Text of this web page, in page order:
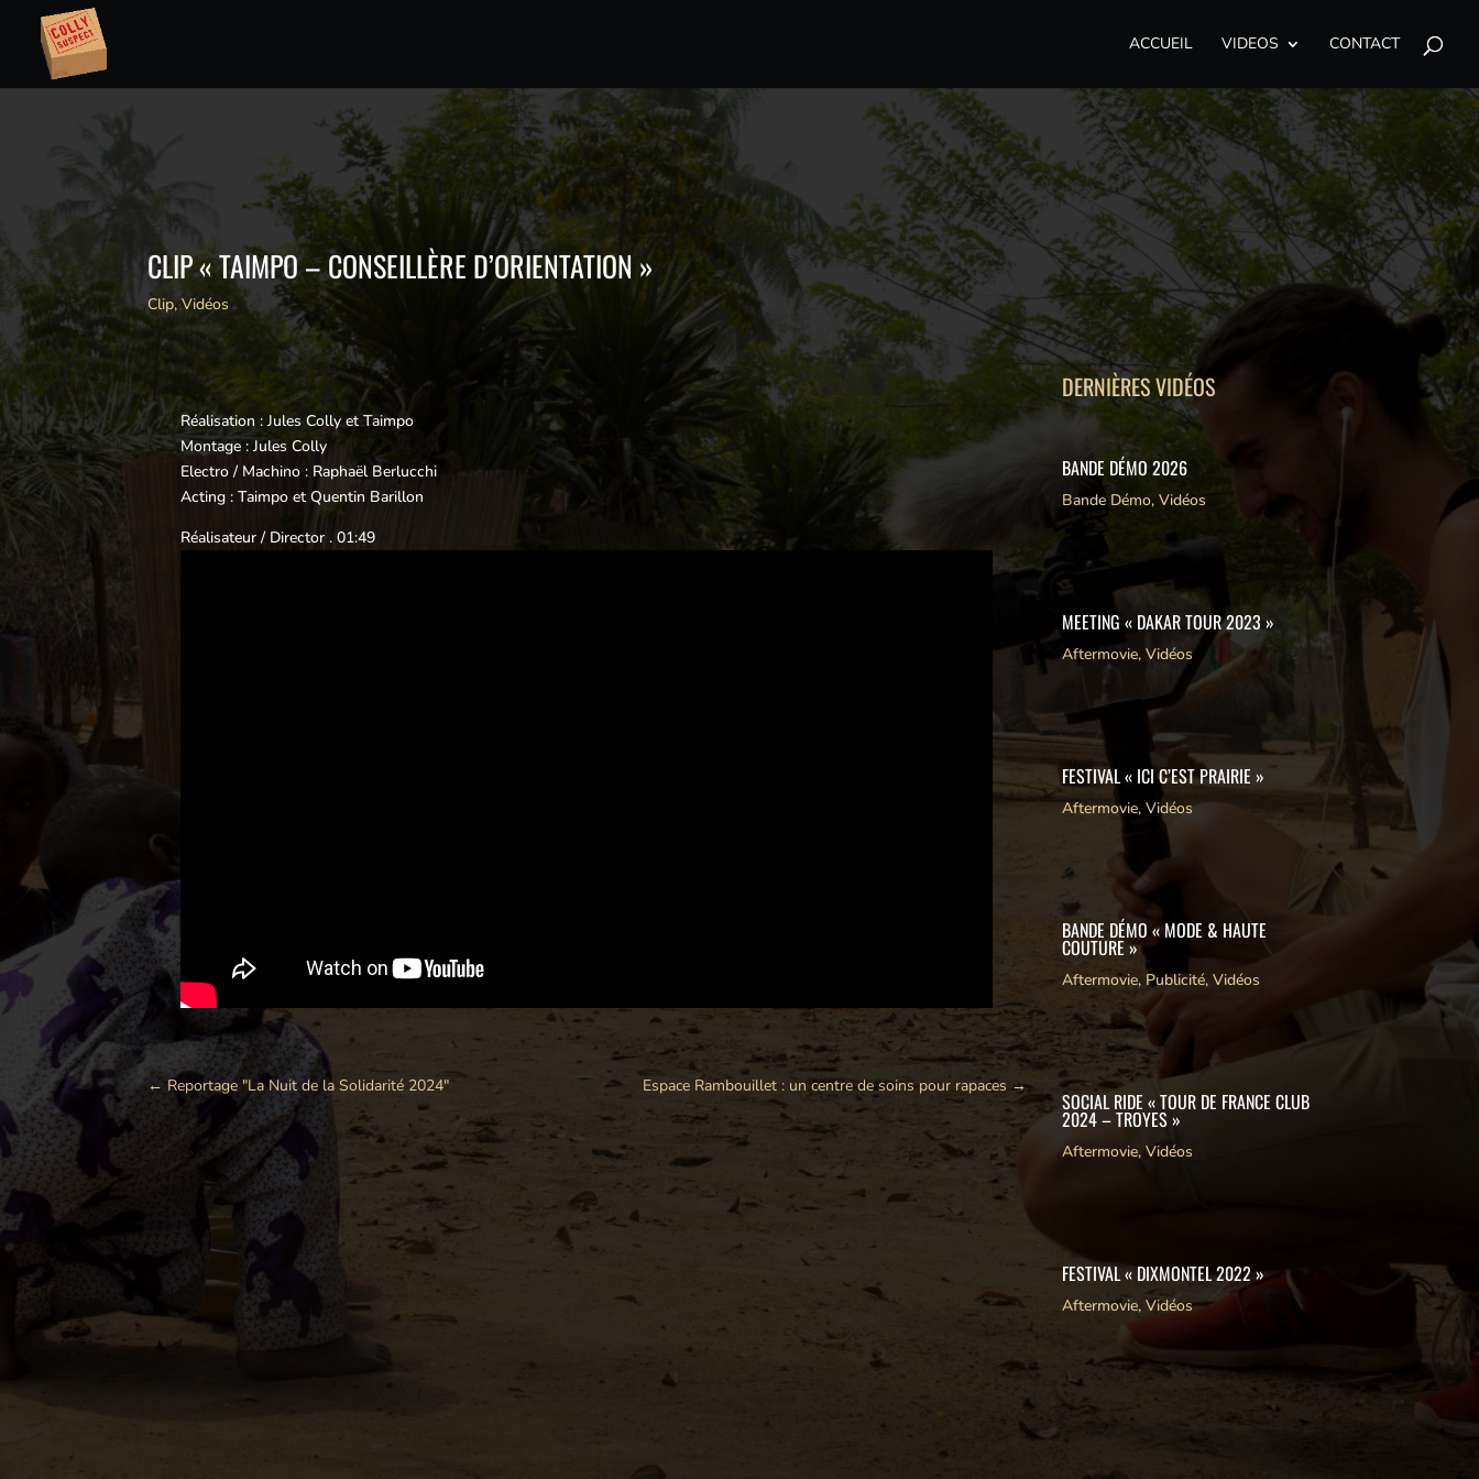
ACCUEIL VIDEOS CONTACT
CLIP « TAIMPO – CONSEILLÈRE D’ORIENTATION »
Clip,Vidéos
Réalisation : Jules Colly et Taimpo
Montage : Jules Colly
Electro / Machino : Raphaël Berlucchi
Acting : Taimpo et Quentin Barillon
Réalisateur / Director . 01:49
← Reportage "La Nuit de la Solidarité 2024" Espace Rambouillet : un centre de soins pour rapaces →
DERNIÈRES VIDÉOS
BANDE DÉMO 2026
Bande Démo, Vidéos
MEETING « DAKAR TOUR 2023 »
Aftermovie, Vidéos
FESTIVAL « ICI C’EST PRAIRIE »
Aftermovie, Vidéos
BANDE DÉMO « MODE & HAUTE
COUTURE »
Aftermovie, Publicité, Vidéos
SOCIAL RIDE « TOUR DE FRANCE CLUB
2024 – TROYES »
Aftermovie, Vidéos
FESTIVAL « DIXMONTEL 2022 »
Aftermovie, Vidéos